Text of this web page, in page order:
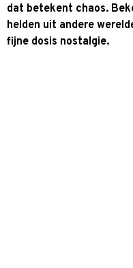
dat betekent chaos.
helden uit andere
fijne dosis nostalgie.